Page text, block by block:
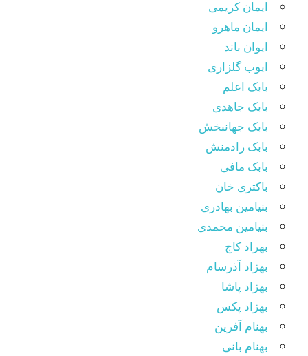
ایمان کریمی
ایمان ماهرو
ایوان باند
ایوب گلزاری
بابک اعلم
بابک جاهدی
بابک جهانبخش
بابک رادمنش
بابک مافی
باکتری خان
بنیامین بهادری
بنیامین محمدی
بهراد کاج
بهزاد آذرسام
بهزاد پاشا
بهزاد پکس
بهنام آفرین
بهنام بانی